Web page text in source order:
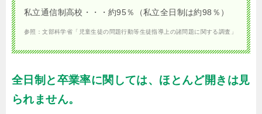
私立通信制高校・・・約95％（私立全日制は約98％）
参照：文部科学省「児童生徒の問題行動等生徒指導上の諸問題に関する調査」
全日制と卒業率に関しては、ほとんど開きは見
られません。